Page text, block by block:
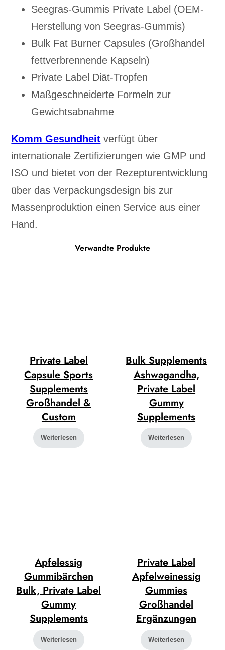
Seegras-Gummis Private Label (OEM-
Herstellung von Seegras-Gummis)
Bulk Fat Burner Capsules (Großhandel
fettverbrennende Kapseln)
Private Label Diät-Tropfen
Maßgeschneiderte Formeln zur
Gewichtsabnahme
Komm Gesundheit verfügt über
internationale Zertifizierungen wie GMP und
ISO und bietet von der Rezepturentwicklung
über das Verpackungsdesign bis zur
Massenproduktion einen Service aus einer
Hand.
Verwandte Produkte
Private Label
Capsule Sports
Supplements
Großhandel &
Custom
Weiterlesen
Bulk Supplements
Ashwagandha,
Private Label
Gummy
Supplements
Weiterlesen
Apfelessig
Gummibärchen
Bulk, Private Label
Gummy
Supplements
Weiterlesen
Private Label
Apfelweinessig
Gummies
Großhandel
Ergänzungen
Weiterlesen